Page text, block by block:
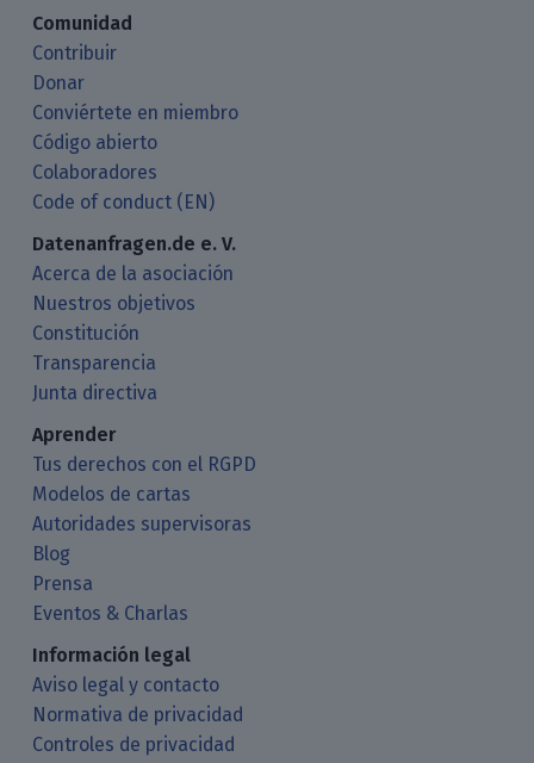
Comunidad
Contribuir
Donar
Conviértete en miembro
Código abierto
Colaboradores
Code of conduct (EN)
Datenanfragen.de e. V.
Acerca de la asociación
Nuestros objetivos
Constitución
Transparencia
Junta directiva
Aprender
Tus derechos con el RGPD
Modelos de cartas
Autoridades supervisoras
Blog
Prensa
Eventos & Charlas
Información legal
Aviso legal y contacto
Normativa de privacidad
Controles de privacidad